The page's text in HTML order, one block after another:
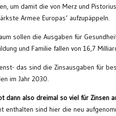
um damit die von Merz und Pistorius
Armee Europas‘ aufzupäppeln.
sollen die Ausgaben für
und Familie fallen von 16,7
das sind die Zinsausgaben für
im Jahr 2030.
dann also dreimal so viel für Zinsen
enthalten sind hier die neu